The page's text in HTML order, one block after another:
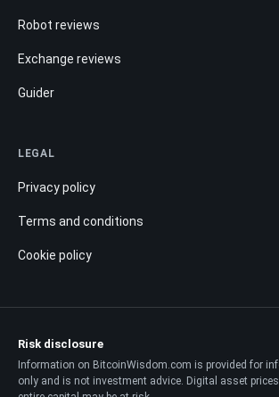
Robot reviews
Exchange reviews
Guider
LEGAL
Privacy policy
Terms and conditions
Cookie policy
Risk disclosure
Information on BitcoinWisdom.com is provided for
only and is not investment advice. Digital asset